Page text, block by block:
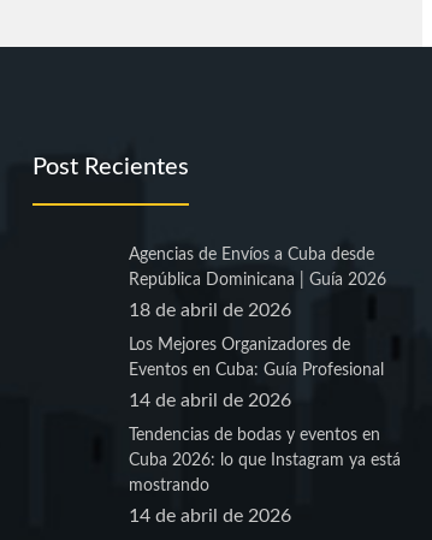
Post Recientes
Agencias de Envíos a Cuba desde
República Dominicana | Guía 2026
18 de abril de 2026
Los Mejores Organizadores de
Eventos en Cuba: Guía Profesional
14 de abril de 2026
Tendencias de bodas y eventos en
Cuba 2026: lo que Instagram ya está
mostrando
14 de abril de 2026